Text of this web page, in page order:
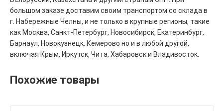
большом заказе доставим своим транспортом со склада в
г. Набережные Челны, и не только в крупные регионы, такие
как Москва, Санкт-Петербург, Новосибирск, Екатеринбург,
Барнаул, Новокузнецк, Кемерово но и в любой другой,
включая Крым, Иркутск, Чита, Хабаровск и Владивосток.
Похожие товары